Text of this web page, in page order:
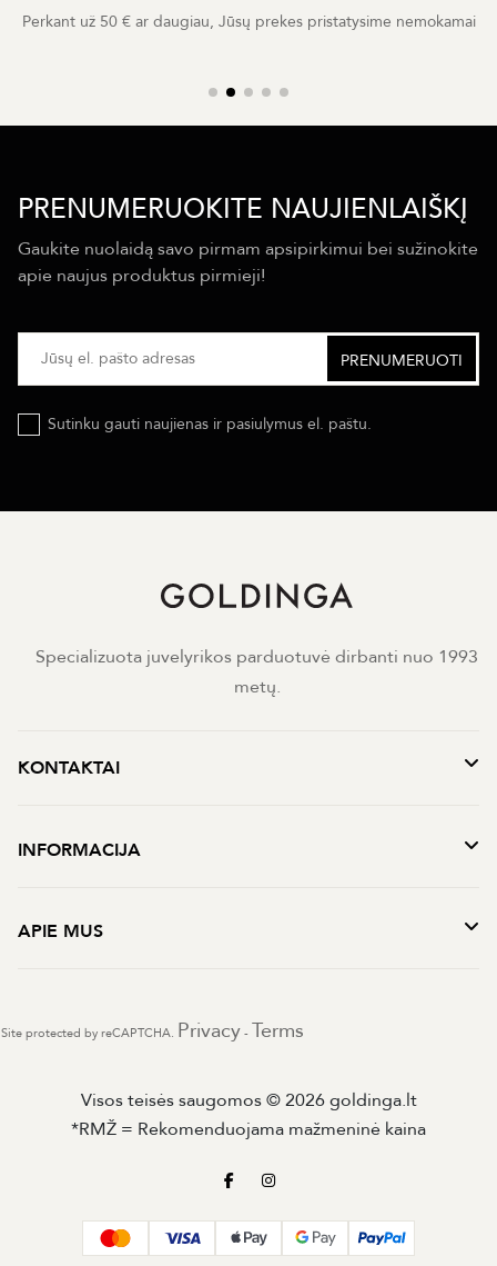
Perkant už 50 € ar daugiau, Jūsų prekes pristatysime nemokamai
PRENUMERUOKITE NAUJIENLAIŠKĮ
Gaukite nuolaidą savo pirmam apsipirkimui bei sužinokite
apie naujus produktus pirmieji!
Sutinku gauti naujienas ir pasiulymus el. paštu.
Specializuota juvelyrikos parduotuvė dirbanti nuo 1993
metų.
KONTAKTAI
INFORMACIJA
APIE MUS
Site protected by reCAPTCHA. Privacy - Terms
Visos teisės saugomos © 2026 goldinga.lt
*RMŽ = Rekomenduojama mažmeninė kaina